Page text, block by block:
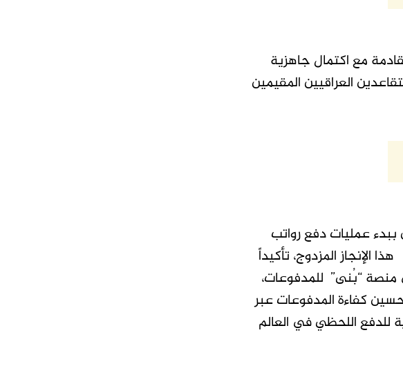
مع اكتمال جاهزية
العراقيين المقيمين
عمليات دفع رواتب
الإنجاز المزدوج، تأكيداً
منصة “بُنى” للمدفوعات،
كفاءة المدفوعات عبر
للدفع اللحظي في العالم